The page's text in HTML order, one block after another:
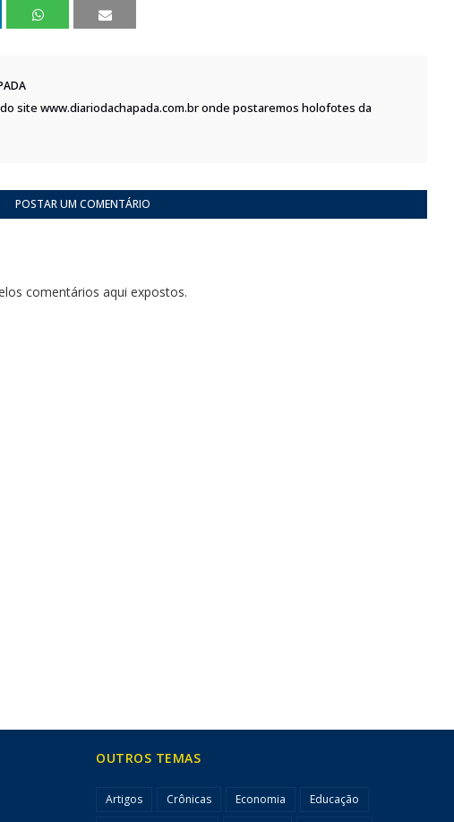
site www.diariodachapada.com.br onde postaremos holofotes da
POSTAR UM COMENTÁRIO
comentários aqui expostos.
OUTROS TEMAS
Artigos Crônicas Economia
Educação